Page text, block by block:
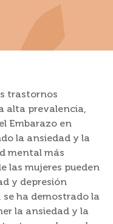
trastornos
alta prevalencia,
Embarazo en
la ansiedad y la
mental más
las mujeres pueden
y depresión
se ha demostrado la
la ansiedad y la